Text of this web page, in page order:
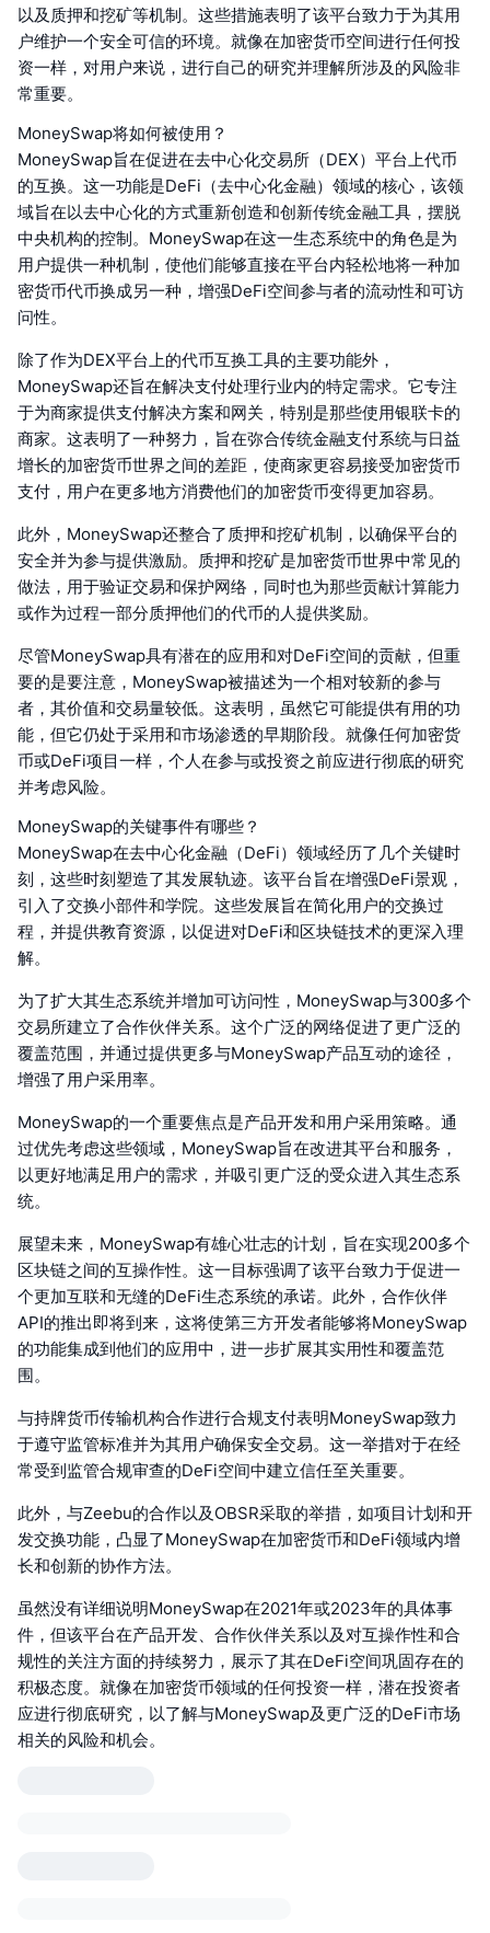
以及质押和挖矿等机制。这些措施表明了该平台致力于为其用
户维护一个安全可信的环境。就像在加密货币空间进行任何投
资一样，对用户来说，进行自己的研究并理解所涉及的风险非
常重要。
MoneySwap将如何被使用？
MoneySwap旨在促进在去中心化交易所（DEX）平台上代币
的互换。这一功能是DeFi（去中心化金融）领域的核心，该领
域旨在以去中心化的方式重新创造和创新传统金融工具，摆脱
中央机构的控制。MoneySwap在这一生态系统中的角色是为
用户提供一种机制，使他们能够直接在平台内轻松地将一种加
密货币代币换成另一种，增强DeFi空间参与者的流动性和可访
问性。
除了作为DEX平台上的代币互换工具的主要功能外，
MoneySwap还旨在解决支付处理行业内的特定需求。它专注
于为商家提供支付解决方案和网关，特别是那些使用银联卡的
商家。这表明了一种努力，旨在弥合传统金融支付系统与日益
增长的加密货币世界之间的差距，使商家更容易接受加密货币
支付，用户在更多地方消费他们的加密货币变得更加容易。
此外，MoneySwap还整合了质押和挖矿机制，以确保平台的
安全并为参与提供激励。质押和挖矿是加密货币世界中常见的
做法，用于验证交易和保护网络，同时也为那些贡献计算能力
或作为过程一部分质押他们的代币的人提供奖励。
尽管MoneySwap具有潜在的应用和对DeFi空间的贡献，但重
要的是要注意，MoneySwap被描述为一个相对较新的参与
者，其价值和交易量较低。这表明，虽然它可能提供有用的功
能，但它仍处于采用和市场渗透的早期阶段。就像任何加密货
币或DeFi项目一样，个人在参与或投资之前应进行彻底的研究
并考虑风险。
MoneySwap的关键事件有哪些？
MoneySwap在去中心化金融（DeFi）领域经历了几个关键时
刻，这些时刻塑造了其发展轨迹。该平台旨在增强DeFi景观，
引入了交换小部件和学院。这些发展旨在简化用户的交换过
程，并提供教育资源，以促进对DeFi和区块链技术的更深入理
解。
为了扩大其生态系统并增加可访问性，MoneySwap与300多个
交易所建立了合作伙伴关系。这个广泛的网络促进了更广泛的
覆盖范围，并通过提供更多与MoneySwap产品互动的途径，
增强了用户采用率。
MoneySwap的一个重要焦点是产品开发和用户采用策略。通
过优先考虑这些领域，MoneySwap旨在改进其平台和服务，
以更好地满足用户的需求，并吸引更广泛的受众进入其生态系
统。
展望未来，MoneySwap有雄心壮志的计划，旨在实现200多个
区块链之间的互操作性。这一目标强调了该平台致力于促进一
个更加互联和无缝的DeFi生态系统的承诺。此外，合作伙伴
API的推出即将到来，这将使第三方开发者能够将MoneySwap
的功能集成到他们的应用中，进一步扩展其实用性和覆盖范
围。
与持牌货币传输机构合作进行合规支付表明MoneySwap致力
于遵守监管标准并为其用户确保安全交易。这一举措对于在经
常受到监管合规审查的DeFi空间中建立信任至关重要。
此外，与Zeebu的合作以及OBSR采取的举措，如项目计划和开
发交换功能，凸显了MoneySwap在加密货币和DeFi领域内增
长和创新的协作方法。
虽然没有详细说明MoneySwap在2021年或2023年的具体事
件，但该平台在产品开发、合作伙伴关系以及对互操作性和合
规性的关注方面的持续努力，展示了其在DeFi空间巩固存在的
积极态度。就像在加密货币领域的任何投资一样，潜在投资者
应进行彻底研究，以了解与MoneySwap及更广泛的DeFi市场
相关的风险和机会。